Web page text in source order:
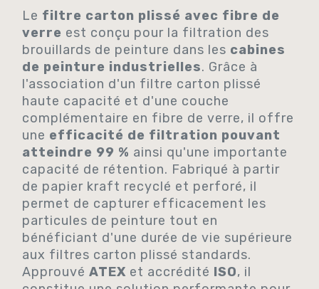
Le filtre carton plissé avec fibre de
verre est conçu pour la filtration des
brouillards de peinture dans les cabines
de peinture industrielles. Grâce à
l'association d'un filtre carton plissé
haute capacité et d'une couche
complémentaire en fibre de verre, il offre
une efficacité de filtration pouvant
atteindre 99 % ainsi qu'une importante
capacité de rétention. Fabriqué à partir
de papier kraft recyclé et perforé, il
permet de capturer efficacement les
particules de peinture tout en
bénéficiant d'une durée de vie supérieure
aux filtres carton plissé standards.
Approuvé ATEX et accrédité ISO, il